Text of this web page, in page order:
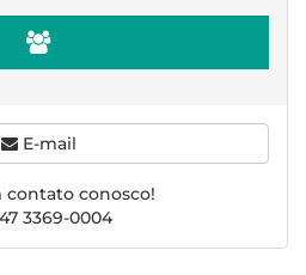
E-mail
contato conosco!
3369-0004